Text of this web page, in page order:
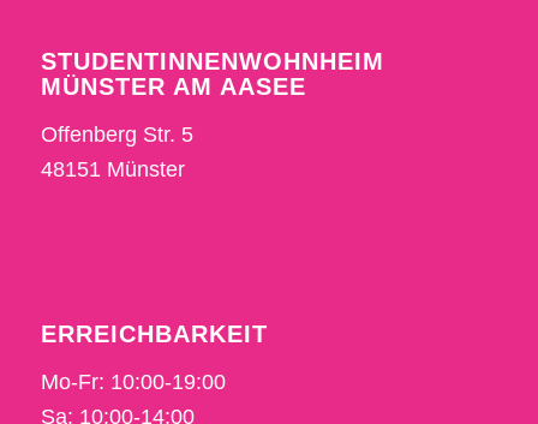
STUDENTINNENWOHNHEIM
MÜNSTER AM AASEE
Offenberg Str. 5
48151 Münster
ERREICHBARKEIT
Mo-Fr: 10:00-19:00
Sa: 10:00-14:00